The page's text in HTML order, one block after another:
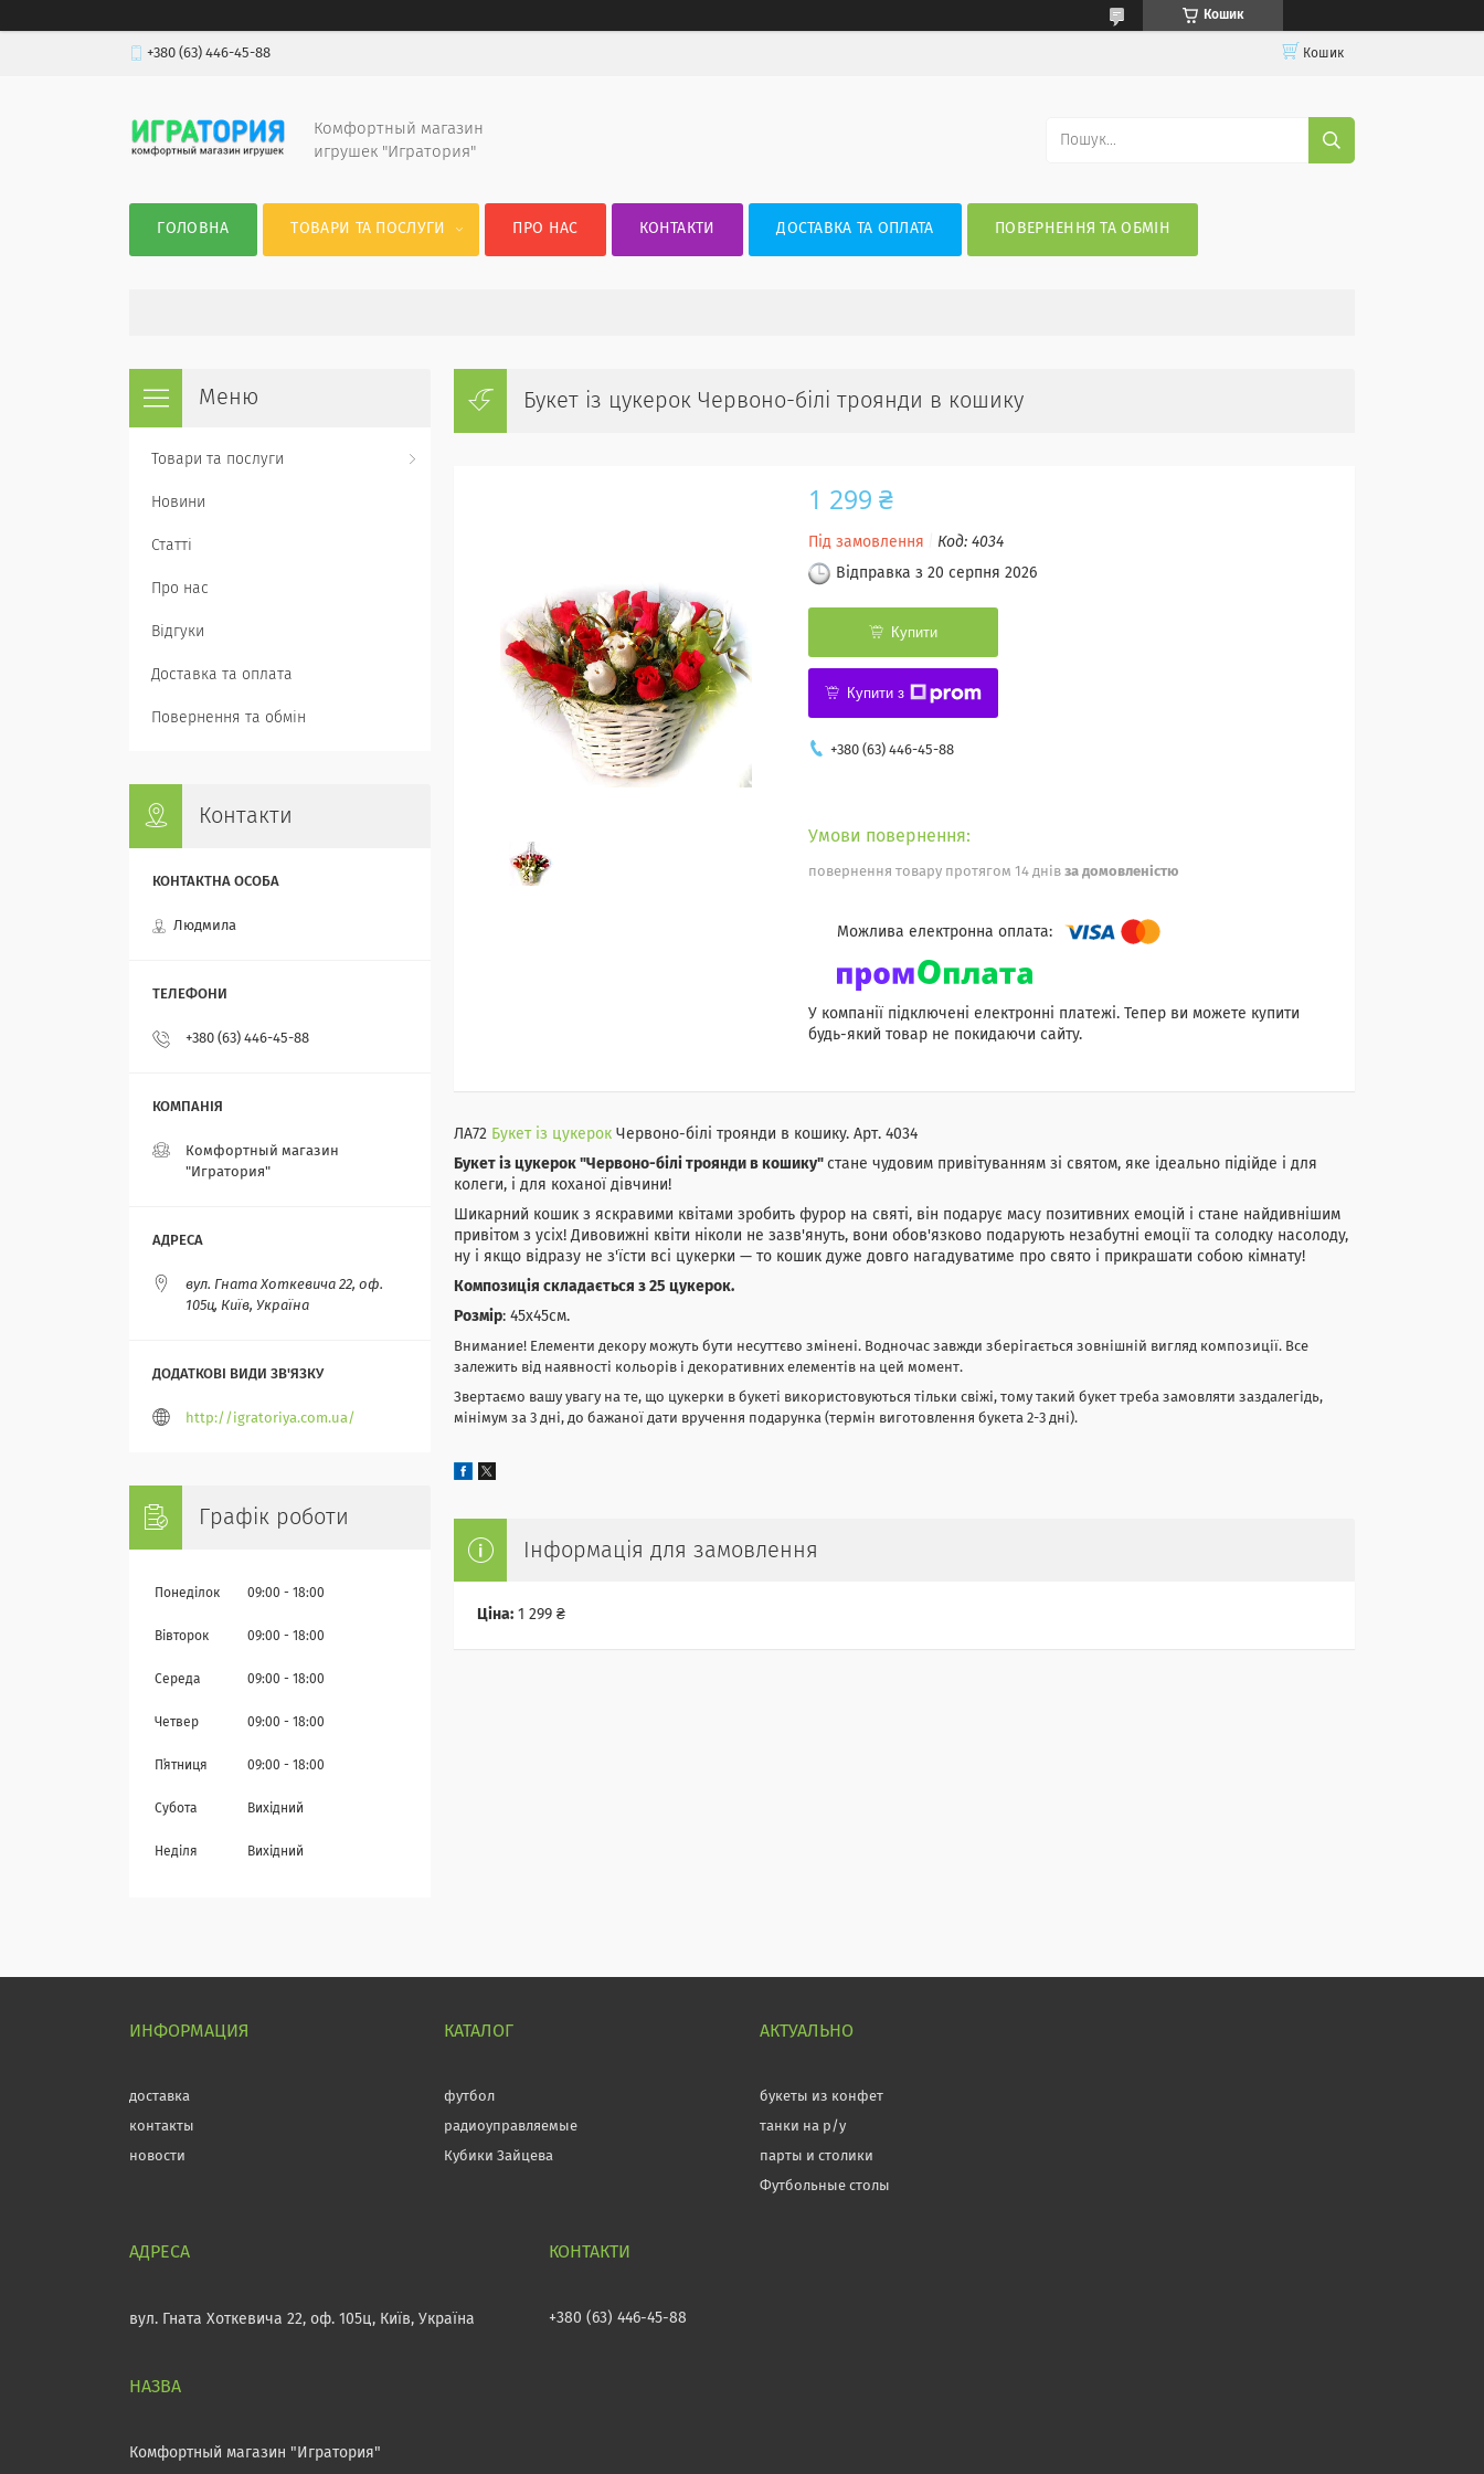
Кошик
+380 (63) 446-45-88 Кошик
Комфортный магазин
игрушек "Игратория"
ГОЛОВНА ТОВАРИ ТА ПОСЛУГИ ПРО НАС КОНТАКТИ ДОСТАВКА ТА ОПЛАТА ПОВЕРНЕННЯ ТА ОБМІН
Букет із цукерок Червоно-білі троянди в кошику
1 299 ₴
Під замовлення Код: 4034
Відправка з 20 серпня 2026
Купити
Купити з
+380 (63) 446-45-88
повернення товару протягом 14 днів за домовленістю
У компанії підключені електронні платежі. Тепер ви можете купити
будь-який товар не покидаючи сайту.
ЛА72 Букет із цукерок Червоно-білі троянди в кошику. Арт. 4034
Букет із цукерок "Червоно-білі троянди в кошику" стане чудовим привітуванням зі святом, яке ідеально підійде і для
колеги, і для коханої дівчини!
Шикарний кошик з яскравими квітами зробить фурор на святі, він подарує масу позитивних емоцій і стане найдивнішим
привітом з усіх! Дивовижні квіти ніколи не зазв'януть, вони обов'язково подарують незабутні емоції та солодку насолоду,
ну і якщо відразу не з'їсти всі цукерки — то кошик дуже довго нагадуватиме про свято і прикрашати собою кімнату!
Композиція складається з 25 цукерок.
Розмір: 45х45см.
Внимание! Елементи декору можуть бути несуттєво змінені. Водночас завжди зберігається зовнішній вигляд композиції. Все
залежить від наявності кольорів і декоративних елементів на цей момент.
Звертаємо вашу увагу на те, що цукерки в букеті використовуються тільки свіжі, тому такий букет треба замовляти заздалегідь,
мінімум за 3 дні, до бажаної дати вручення подарунка (термін виготовлення букета 2-3 дні).
Інформація для замовлення
Ціна: 1 299 ₴
Товари та послуги
Новини
Статті
Про нас
Відгуки
Доставка та оплата
Повернення та обмін
Контакти
Людмила
+380 (63) 446-45-88
Комфортный магазин
"Игратория"
вул. Гната Хоткевича 22, оф.
105ц, Київ, Україна
http://igratoriya.com.ua/
Графік роботи
Понеділок 09:00 18:00
Вівторок 09:00 18:00
Середа 09:00 18:00
Четвер 09:00 18:00
Пʼятниця 09:00 18:00
Субота Вихідний
Неділя Вихідний
ИНФОРМАЦИЯ
доставка
контакты
новости
КАТАЛОГ
футбол
радиоуправляемые
Кубики Зайцева
АКТУАЛЬНО
букеты из конфет
танки на р/у
парты и столики
Футбольные столы
вул. Гната Хоткевича 22, оф. 105ц, Київ, Україна
Комфортный магазин "Игратория"
+380 (63) 446-45-88